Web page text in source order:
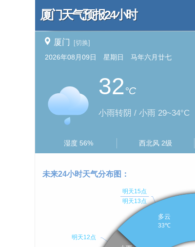
厦门天气预报24小时
厦门 [切换]
2026年08月09日 星期日 马年六月廿七
32°C
小雨转阴 / 小雨 29~34°C
湿度 56% 西北风 2级